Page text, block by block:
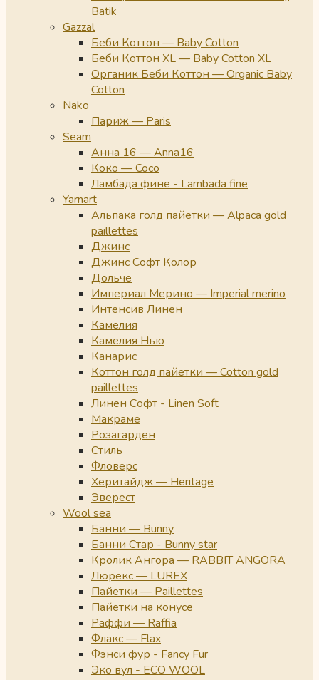
Batik
Gazzal
Беби Коттон — Baby Cotton
Беби Коттон XL — Baby Cotton XL
Органик Беби Коттон — Organic Baby
Cotton
Nako
Париж — Paris
Seam
Анна 16 — Anna16
Коко — Coco
Ламбада фине - Lambada fine
Yarnart
Альпака голд пайетки — Alpaca gold
paillettes
Джинс
Джинс Софт Колор
Дольче
Империал Мерино — Imperial merino
Интенсив Линен
Камелия
Камелия Нью
Канарис
Коттон голд пайетки — Cotton gold
paillettes
Линен Софт - Linen Soft
Макраме
Розагарден
Стиль
Фловерс
Херитайдж — Heritage
Эверест
Wool sea
Банни — Bunny
Банни Стар - Bunny star
Кролик Ангора — RABBIT ANGORA
Люрекс — LUREX
Пайетки — Paillettes
Пайетки на конусе
Раффи — Raffia
Флакс — Flax
Фэнси фур - Fancy Fur
Эко вул - ECO WOOL